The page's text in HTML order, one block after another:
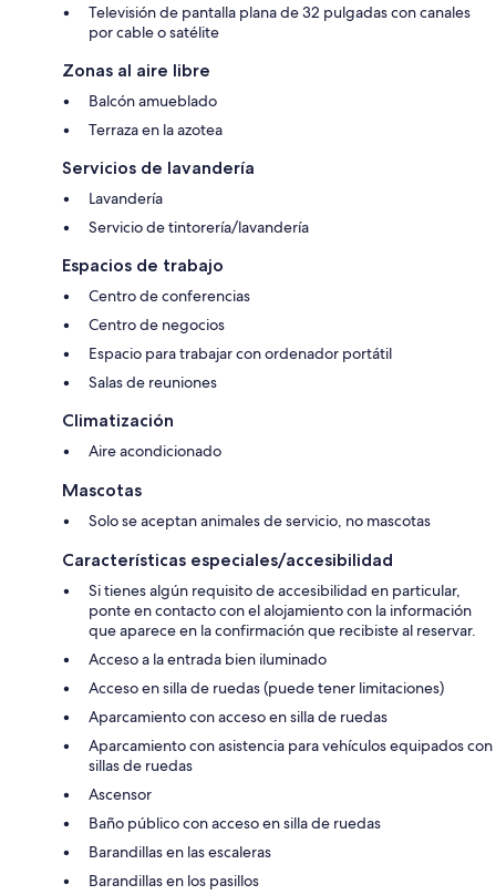
Televisión de pantalla plana de 32 pulgadas con canales
por cable o satélite
Zonas al aire libre
Balcón amueblado
Terraza en la azotea
Servicios de lavandería
Lavandería
Servicio de tintorería/lavandería
Espacios de trabajo
Centro de conferencias
Centro de negocios
Espacio para trabajar con ordenador portátil
Salas de reuniones
Climatización
Aire acondicionado
Mascotas
Solo se aceptan animales de servicio, no mascotas
Características especiales/accesibilidad
Si tienes algún requisito de accesibilidad en particular,
ponte en contacto con el alojamiento con la información
que aparece en la confirmación que recibiste al reservar.
Acceso a la entrada bien iluminado
Acceso en silla de ruedas (puede tener limitaciones)
Aparcamiento con acceso en silla de ruedas
Aparcamiento con asistencia para vehículos equipados con
sillas de ruedas
Ascensor
Baño público con acceso en silla de ruedas
Barandillas en las escaleras
Barandillas en los pasillos